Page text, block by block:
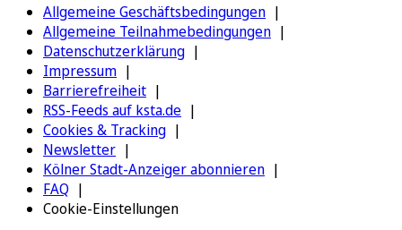
Allgemeine Geschäftsbedingungen
Allgemeine Teilnahmebedingungen
Datenschutzerklärung
Impressum
Barrierefreiheit
RSS-Feeds auf ksta.de
Cookies & Tracking
Newsletter
Kölner Stadt-Anzeiger abonnieren
FAQ
Cookie-Einstellungen